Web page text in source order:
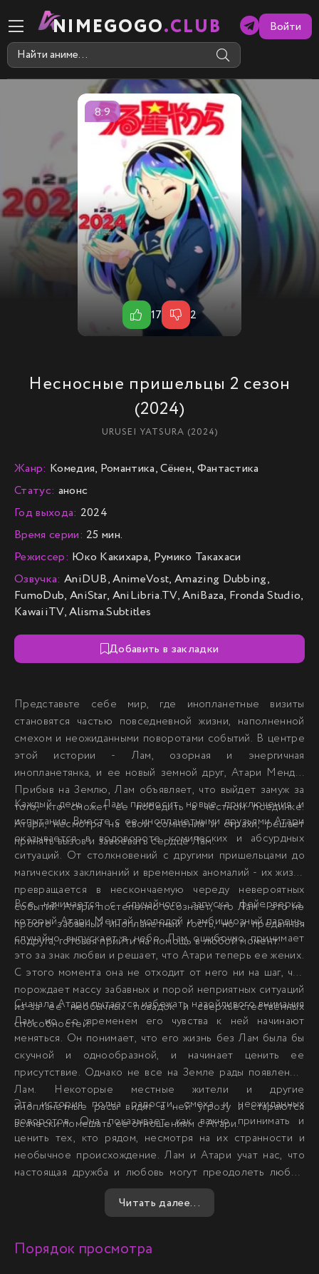
NIMEGOGO.CLUB Войти
Несносные пришельцы 2 сезон
(2024)
URUSEI YATSURA (2024)
8.9
17 2
Жанр: Комедия, Романтика, Сёнен, Фантастика
Статус: анонс
Год выхода: 2024
Время серии: 25 мин.
Режиссер: Юко Какихара, Румико Такахаси
Озвучка: AniDUB, AnimeVost, Amazing Dubbing,
FumoDub, AniStar, AniLibria.TV, AniBaza, Fronda Studio,
KawaiiTV, Alisma.Subtitles
Добавить в закладки
Представьте себе мир, где инопланетные визиты
становятся частью повседневной жизни, наполненной
смехом и неожиданными поворотами событий. В центре
этой истории - Лам, озорная и энергичная
инопланетянка, и ее новый земной друг, Атари Мендо.
Прибыв на Землю, Лам объявляет, что выйдет замуж за
того, кто сможет ее победить в честном поединке.
Атари, несмотря на свои сомнения и страхи, решает
принять вызов и завоевать сердце Лам.
Каждый день с Лам приносит новые приключения и
испытания. Вместе с ее инопланетными друзьями Атари
оказывается в водовороте комических и абсурдных
ситуаций. От столкновений с другими пришельцами до
магических заклинаний и временных аномалий - их жизнь
превращается в нескончаемую череду невероятных
событий. Атари постепенно осознает, что Лам - это не
просто забавный инопланетный гость, но и преданная
подруга, готовая прийти на помощь в любой момент.
Все начинается с случайного запуска фейерверка,
который Атари Ментай, молодой и амбициозный парень,
случайно выпускает в небо. Лам ошибочно принимает
это за знак любви и решает, что Атари теперь ее жених.
С этого момента она не отходит от него ни на шаг, что
порождает массу забавных и порой неприятных ситуаций
из-за ее необычных повадок и сверхъестественных
способностей.
Сначала Атари пытается избежать назойливого внимания
Лам, но со временем его чувства к ней начинают
меняться. Он понимает, что его жизнь без Лам была бы
скучной и однообразной, и начинает ценить ее
присутствие. Однако не все на Земле рады появлению
Лам. Некоторые местные жители и другие
инопланетные расы видят в ней угрозу и стараются
всячески помешать ее отношениям с Атари.
Эта история полна радости, смеха и неожиданных
поворотов. Она показывает, как важно принимать и
ценить тех, кто рядом, несмотря на их странности и
необычное происхождение. Лам и Атари учат нас, что
настоящая дружба и любовь могут преодолеть любые
преграды, даже если они приходят с других планет.
Читать далее...
Порядок просмотра